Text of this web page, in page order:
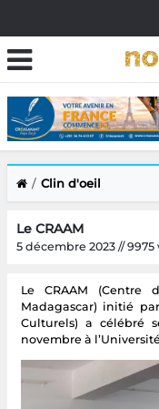
Clin d'oeil
Le CRAAM
5 décembre 2023 // 9975
Le CRAAM (Centre
Madagascar) initié
Culturels) a célébré
novembre à